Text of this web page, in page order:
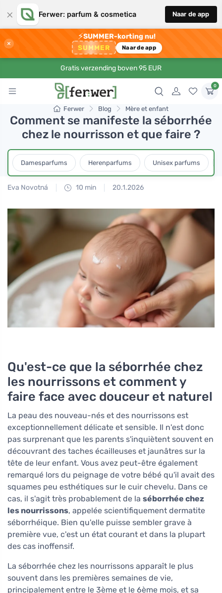
× Ferwer: parfum & cosmetica Naar de app
×
⚡SUMMER-korting nu!
SUMMER Naar de app
Gratis verzending boven 95 EUR
0
Ferwer Blog Mère et enfant
Comment se manifeste la séborrhée
chez le nourrisson et que faire ?
Damesparfums Herenparfums Unisex parfums
Eva Novotná 10 min 20.1.2026
Qu'est-ce que la séborrhée chez
les nourrissons et comment y
faire face avec douceur et naturel
La peau des nouveau-nés et des nourrissons est
exceptionnellement délicate et sensible. Il n'est donc
pas surprenant que les parents s'inquiètent souvent en
découvrant des taches écailleuses et jaunâtres sur la
tête de leur enfant. Vous avez peut-être également
remarqué lors du peignage de votre bébé qu'il avait des
squames peu esthétiques sur le cuir chevelu. Dans ce
cas, il s'agit très probablement de la séborrhée chez
les nourrissons, appelée scientifiquement dermatite
séborrhéique. Bien qu'elle puisse sembler grave à
première vue, c'est un état courant et dans la plupart
des cas inoffensif.
La séborrhée chez les nourrissons apparaît le plus
souvent dans les premières semaines de vie,
principalement entre le 3ème et le 6ème mois, et sa